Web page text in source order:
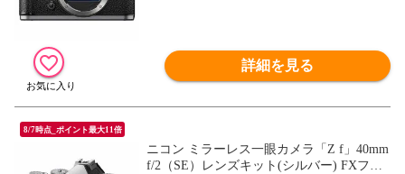
詳細を見る
8/7時点_ポイント最大11倍
ニコン ミラーレス一眼カメラ「Z f」40mm
f/2（SE）レンズキット(シルバー) FXフォ